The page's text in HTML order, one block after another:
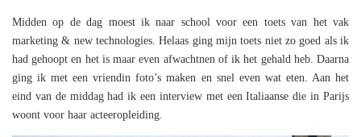
Midden op de dag moest ik naar school voor een toets van het vak
marketing & new technologies. Helaas ging mijn toets niet zo goed als ik
had gehoopt en het is maar even afwachtnen of ik het gehald heb. Daarna
ging ik met een vriendin foto’s maken en snel even wat eten. Aan het
eind van de middag had ik een interview met een Italiaanse die in Parijs
woont voor haar acteeropleiding.